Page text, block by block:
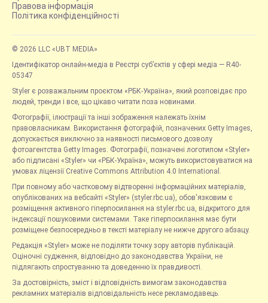
Правова інформація
Політика конфіденційності
© 2026 LLC «UBT MEDIA»
Ідентифікатор онлайн-медіа в Реєстрі суб’єктів у сфері медіа — R40-
05347
Styler є розважальним проєктом «РБК-Україна», який розповідає про
людей, тренди і все, що цікаво читати поза новинами.
Фотографії, ілюстрації та інші зображення належать їхнім
правовласникам. Використання фотографій, позначених Getty Images,
допускається виключно за наявності письмового дозволу
фотоагентства Getty Images. Фотографії, позначені логотипом «Styler»
або підписані «Styler» чи «РБК-Україна», можуть використовуватися на
умовах ліцензії Creative Commons Attribution 4.0 International.
При повному або частковому відтворенні інформаційних матеріалів,
опублікованих на вебсайті «Styler» (styler.rbc.ua), обов'язковим є
розміщення активного гіперпосилання на styler.rbc.ua, відкритого для
індексації пошуковими системами. Таке гіперпосилання має бути
розміщене безпосередньо в тексті матеріалу не нижче другого абзацу.
Редакція «Styler» може не поділяти точку зору авторів публікацій.
Оціночні судження, відповідно до законодавства України, не
підлягають спростуванню та доведенню їх правдивості.
За достовірність, зміст і відповідність вимогам законодавства
рекламних матеріалів відповідальність несе рекламодавець.